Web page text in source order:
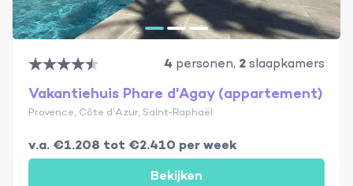
4 personen, 2slaapkamers
Vakantiehuis Phare d'Agay (appartement)
Provence, Côte d'Azur, Saint-Raphaël
v.a. €1.208 tot €2.410 per week
Bekijken